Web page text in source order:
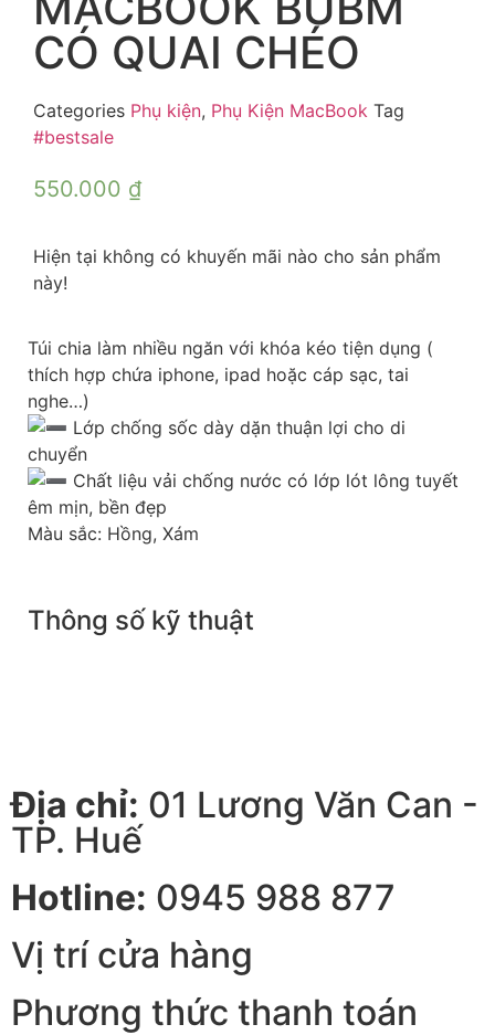
CÓ QUAI CHÉO
Categories Phụ kiện, Phụ Kiện MacBook Tag
#bestsale
550.000 ₫
Hiện tại không có khuyến mãi nào cho sản phẩm
này!
Túi chia làm nhiều ngăn với khóa kéo tiện dụng (
thích hợp chứa iphone, ipad hoặc cáp sạc, tai
nghe…)
Lớp chống sốc dày dặn thuận lợi cho di
chuyển
Chất liệu vải chống nước có lớp lót lông tuyết
êm mịn, bền đẹp
Màu sắc: Hồng, Xám
Thông số kỹ thuật
Địa chỉ: 01 Lương Văn Can -
TP. Huế
Hotline: 0945 988 877
Vị trí cửa hàng
Phương thức thanh toán